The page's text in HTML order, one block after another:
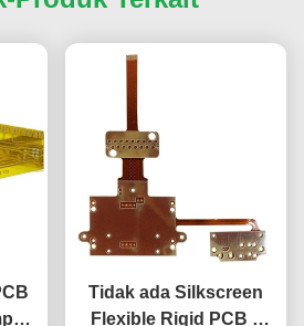
Tidak ada Silkscreen
Flexible Rigid PCB 1